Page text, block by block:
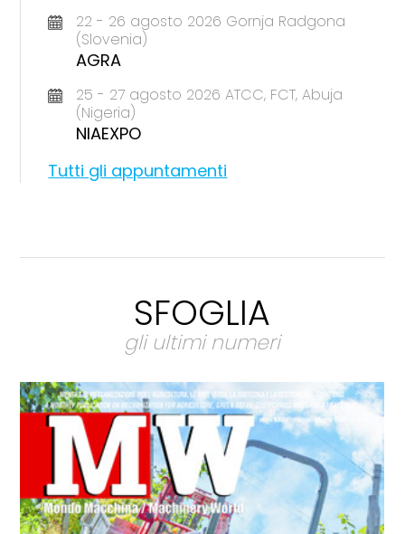
22 - 26 agosto 2026 Gornja Radgona
(Slovenia)
AGRA
25 - 27 agosto 2026 ATCC, FCT, Abuja
(Nigeria)
NIAEXPO
Tutti gli appuntamenti
SFOGLIA
gli ultimi numeri